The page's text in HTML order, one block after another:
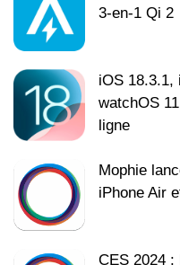
3-en-1 Qi 2
iOS 18.3.1,
watchOS
ligne
Mophie
iPhone Air
CES 2024 :